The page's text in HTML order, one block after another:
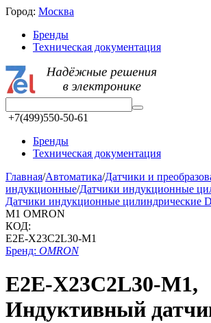
Город: Москва
Бренды
Техническая документация
+7(499)550-50-61
Бренды
Техническая документация
Главная/Автоматика/Датчики и
индукционные/Датчики индукционные
Датчики индукционные цилиндрические
M1 OMRON
КОД:
E2E-X23C2L30-M1
Бренд: OMRON
E2E-X23C2L30-M1,
Индуктивный